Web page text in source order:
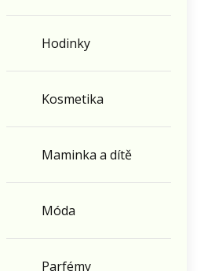
Hodinky
Kosmetika
Maminka a dítě
Móda
Parfémy